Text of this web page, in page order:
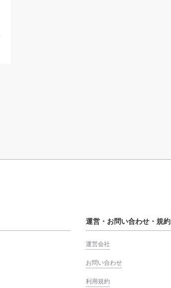
運営・お問い合わせ・規約
運営会社
お問い合わせ
利用規約